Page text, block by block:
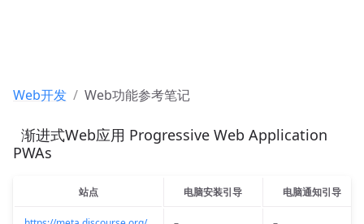
Web开发 Web功能参考笔记
渐进式Web应用 Progressive Web Application
PWAs
站点 电脑安装引导 电脑通知引导